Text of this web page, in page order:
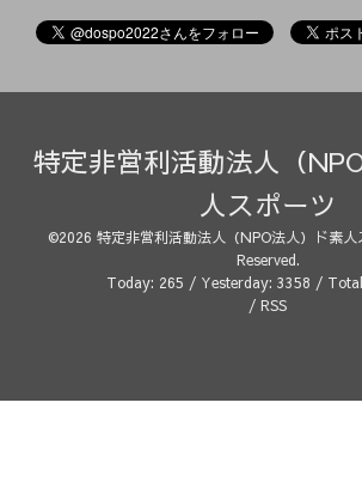
特定非営利活動法人（
人スポーツ
©2026 特定非営利活動法人（NPO法人）ド素人
Reserved.
Today: 265 / Yesterday: 3358 /
/ RSS